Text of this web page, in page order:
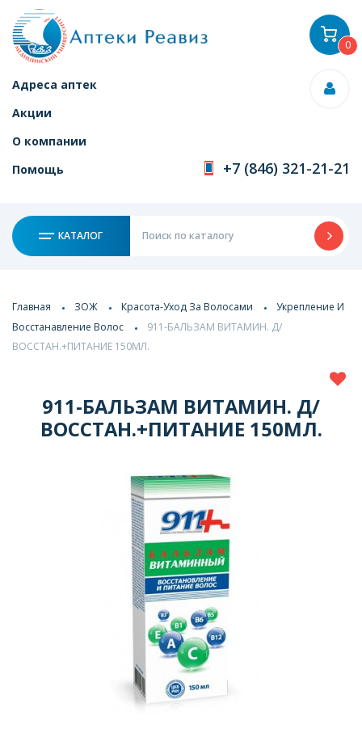
Адреса аптек
Акции
О компании
Помощь
+7 (846) 321-21-21
КАТАЛОГ
0
Главная ЗОЖ Красота-Уход За Волосами
Укрепление И
Восстанавление Волос
911-БАЛЬЗАМ ВИТАМИН. Д/
ВОССТАН.+ПИТАНИЕ 150МЛ.
911-БАЛЬЗАМ ВИТАМИН. Д/
ВОССТАН.+ПИТАНИЕ 150МЛ.